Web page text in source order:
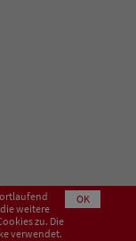
weitere
zu. Die
verwendet.
OK